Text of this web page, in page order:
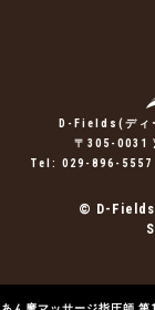
D-Fields(ディ
〒305-0031
Tel: 029-896-5557
© D-